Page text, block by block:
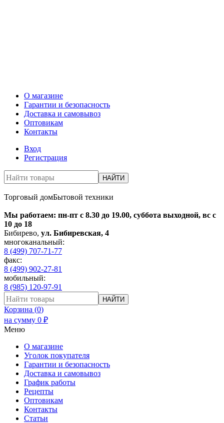
О магазине
Гарантии и безопасность
Доставка и самовывоз
Оптовикам
Контакты
Вход
Регистрация
НАЙТИ
Торговый домБытовой техники
Мы работаем: пн-пт с 8.30 до 19.00, суббота выходной, вс с
10 до 18
Бибирево, ул. Бибиревская, 4
многоканальный:
8 (499) 707-71-77
факс:
8 (499) 902-27-81
мобильный:
8 (985) 120-97-91
НАЙТИ
Корзина (0)
на сумму 0 ₽
Меню
О магазине
Уголок покупателя
Гарантии и безопасность
Доставка и самовывоз
График работы
Рецепты
Оптовикам
Контакты
Статьи